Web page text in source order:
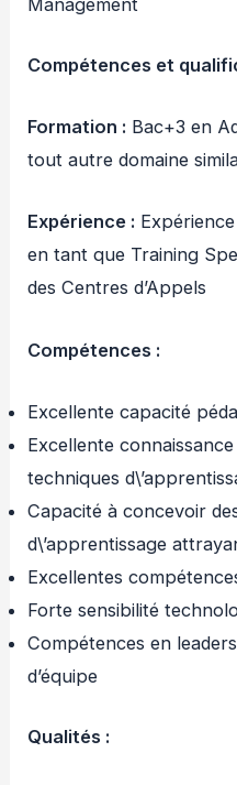
Management
Compétences et
Formation : Bac+3 en
tout autre domaine
Expérience :
en tant que Training
des Centres d’Appels
Compétences :
Excellente capacité
Excellente
techniques
Capacité à concevoir
d\’apprentissage
Excellentes
Forte sensibilité
Compétences en
d’équipe
Qualités :